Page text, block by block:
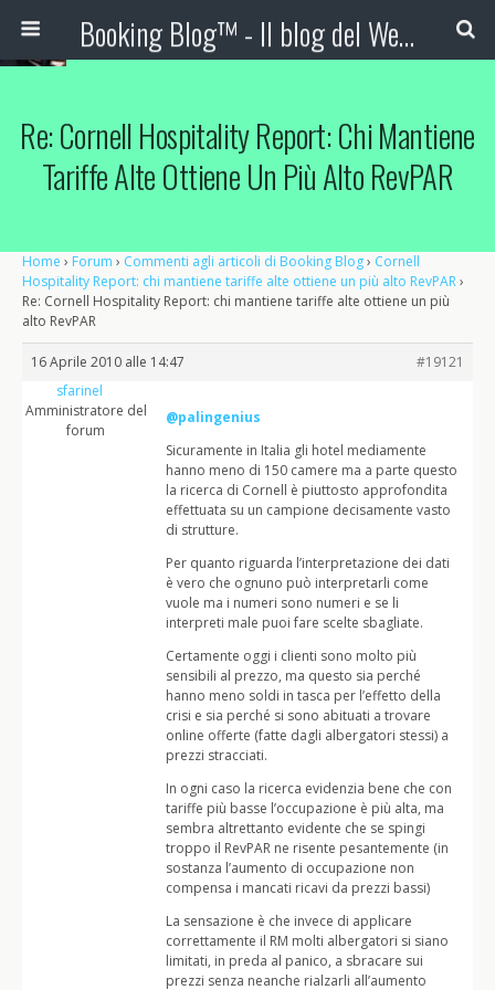
Booking Blog™ - Il blog del Web Marketing Turistico
Re: Cornell Hospitality Report: Chi Mantiene
Tariffe Alte Ottiene Un Più Alto RevPAR
Home › Forum › Commenti agli articoli di Booking Blog› Cornell
Hospitality Report: chi mantiene tariffe alte ottiene un più alto RevPAR›
Re: Cornell Hospitality Report: chi mantiene tariffe alte ottiene un più
alto RevPAR
16 Aprile 2010 alle 14:47
#19121
sfarinel
Amministratore del
forum
@palingenius
Sicuramente in Italia gli hotel mediamente
hanno meno di 150 camere ma a parte questo
la ricerca di Cornell è piuttosto approfondita
effettuata su un campione decisamente vasto
di strutture.
Per quanto riguarda l’interpretazione dei dati
è vero che ognuno può interpretarli come
vuole ma i numeri sono numeri e se li
interpreti male puoi fare scelte sbagliate.
Certamente oggi i clienti sono molto più
sensibili al prezzo, ma questo sia perché
hanno meno soldi in tasca per l’effetto della
crisi e sia perché si sono abituati a trovare
online offerte (fatte dagli albergatori stessi) a
prezzi stracciati.
In ogni caso la ricerca evidenzia bene che con
tariffe più basse l’occupazione è più alta, ma
sembra altrettanto evidente che se spingi
troppo il RevPAR ne risente pesantemente (in
sostanza l’aumento di occupazione non
compensa i mancati ricavi da prezzi bassi)
La sensazione è che invece di applicare
correttamente il RM molti albergatori si siano
limitati, in preda al panico, a sbracare sui
prezzi senza neanche rialzarli all’aumento